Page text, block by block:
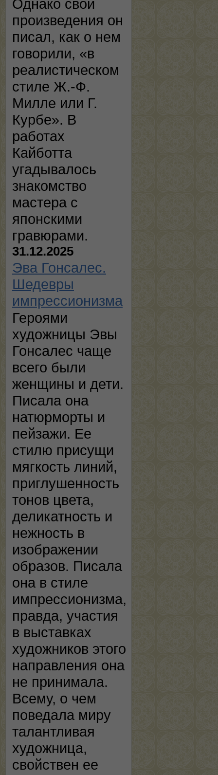
Однако свои
произведения он
писал, как о нем
говорили, «в
реалистическом
стиле Ж.-Ф.
Милле или Г.
Курбе». В
работах
Кайботта
угадывалось
знакомство
мастера с
японскими
гравюрами.
31.12.2025
Эва Гонсалес.
Шедевры
импрессионизма
Героями
художницы Эвы
Гонсалес чаще
всего были
женщины и дети.
Писала она
натюрморты и
пейзажи. Ее
стилю присущи
мягкость линий,
приглушенность
тонов цвета,
деликатность и
нежность в
изображении
образов. Писала
она в стиле
импрессионизма,
правда, участия
в выставках
художников этого
направления она
не принимала.
Всему, о чем
поведала миру
талантливая
художница,
свойствен ее